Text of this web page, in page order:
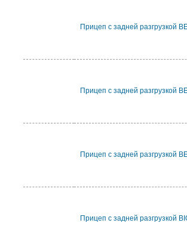
Прицеп с задней разгрузкой
Прицеп с задней разгрузкой
Прицеп с задней разгрузкой
Прицеп с задней разгрузкой